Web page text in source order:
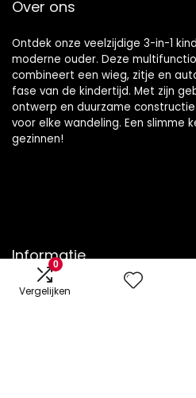
0
Vergelijken
Over ons
Ontdek onze veelzijdige 3-in-1
moderne ouder. Deze
combineert een wieg, zitje en
fase van de kindertijd. Met zijn
ontwerp en duurzame
voor elke wandeling. Een slimme
gezinnen!
Informatie
Contact